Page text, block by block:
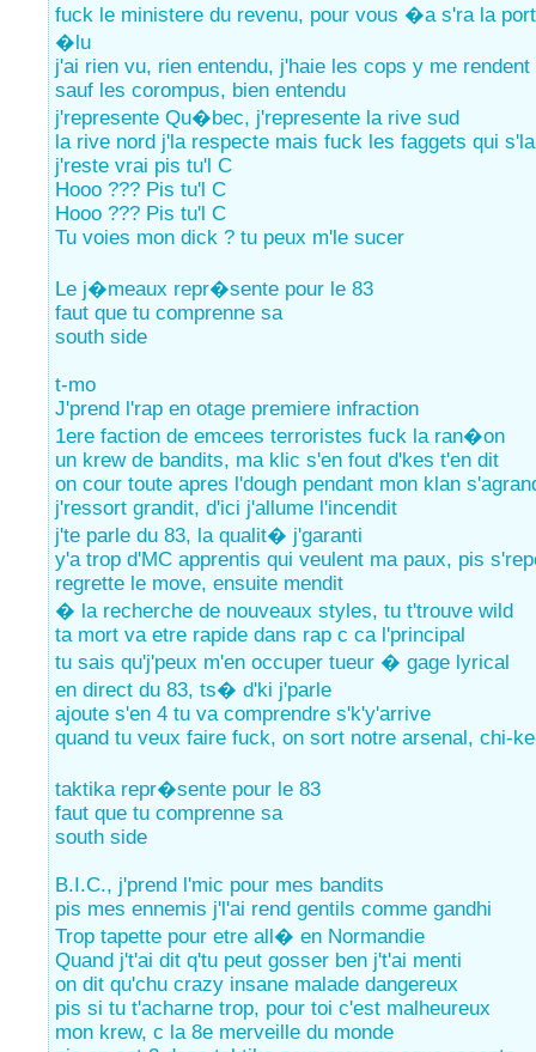
fuck le ministere du revenu, pour vous �a s'ra la
�lu
j'ai rien vu, rien entendu, j'haie les cops y me rendent
sauf les corompus, bien entendu
j'represente Qu�bec, j'represente la rive sud
la rive nord j'la respecte mais fuck les faggets qui
j'reste vrai pis tu'l C
Hooo ??? Pis tu'l C
Hooo ??? Pis tu'l C
Tu voies mon dick ? tu peux m'le sucer
Le j�meaux repr�sente pour le 83
faut que tu comprenne sa
south side
t-mo
J'prend l'rap en otage premiere infraction
1ere faction de emcees terroristes fuck la ran�on
un krew de bandits, ma klic s'en fout d'kes t'en dit
on cour toute apres l'dough pendant mon klan
j'ressort grandit, d'ici j'allume l'incendit
j'te parle du 83, la qualit� j'garanti
y'a trop d'MC apprentis qui veulent ma paux, pis
regrette le move, ensuite mendit
� la recherche de nouveaux styles, tu t'trouve wild
ta mort va etre rapide dans rap c ca l'principal
tu sais qu'j'peux m'en occuper tueur � gage lyrical
en direct du 83, ts� d'ki j'parle
ajoute s'en 4 tu va comprendre s'k'y'arrive
quand tu veux faire fuck, on sort notre arsenal, chi-
taktika repr�sente pour le 83
faut que tu comprenne sa
south side
B.I.C., j'prend l'mic pour mes bandits
pis mes ennemis j'l'ai rend gentils comme gandhi
Trop tapette pour etre all� en Normandie
Quand j't'ai dit q'tu peut gosser ben j't'ai menti
on dit qu'chu crazy insane malade dangereux
pis si tu t'acharne trop, pour toi c'est malheureux
mon krew, c la 8e merveille du monde